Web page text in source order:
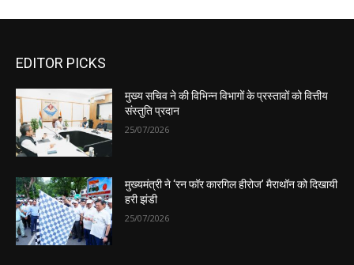
EDITOR PICKS
मुख्य सचिव ने की विभिन्न विभागों के प्रस्तावों को वित्तीय
संस्तुति प्रदान
25/07/2026
मुख्यमंत्री ने ‘रन फॉर कारगिल हीरोज’ मैराथॉन को दिखायी
हरी झंडी
25/07/2026